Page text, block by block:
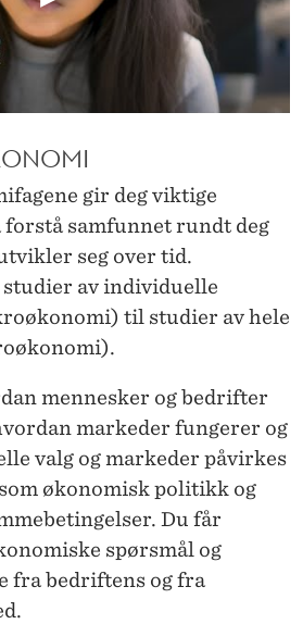
gir deg viktige
samfunnet rundt deg
seg over tid.
studier av individuelle
til studier av hele
mennesker og bedrifter
markeder fungerer og
valg og markeder påvirkes
økonomisk politikk og
Du får
spørsmål og
fra bedriftens og fra